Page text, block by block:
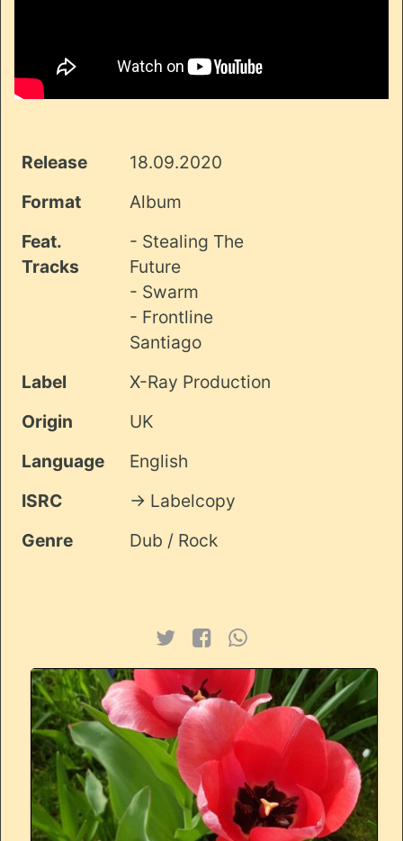
Release
18.09.2020
Format
Album
Feat.
Tracks
- Stealing The
Future
- Swarm
- Frontline
Santiago
Label
X-Ray Production
Origin
UK
Language
English
ISRC
-> Labelcopy
Genre
Dub / Rock